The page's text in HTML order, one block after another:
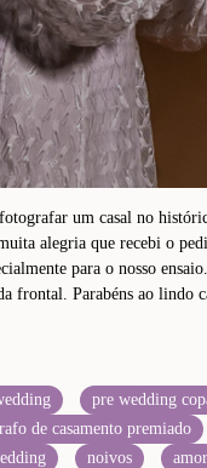
um casal no
alegria que recebi o
para o nosso
frontal. Parabéns ao lindo
pre wedding
de casamento premiado
noivos amor